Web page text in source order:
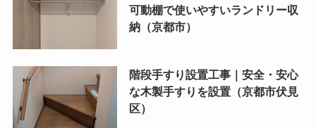
可動棚で使いやすいランドリー収
納（京都市）
階段手すり設置工事｜安全・安心
な木製手すりを設置（京都市伏見
区）